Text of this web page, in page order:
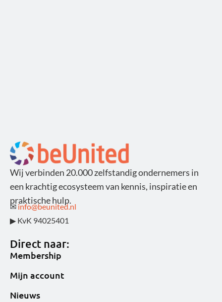
Wij verbinden 20.000 zelfstandig ondernemers in
een krachtig ecosysteem van kennis, inspiratie en
praktische hulp.
✉ info@beunited.nl
▶ KvK 94025401
Direct naar:
Membership
Mijn account
Nieuws